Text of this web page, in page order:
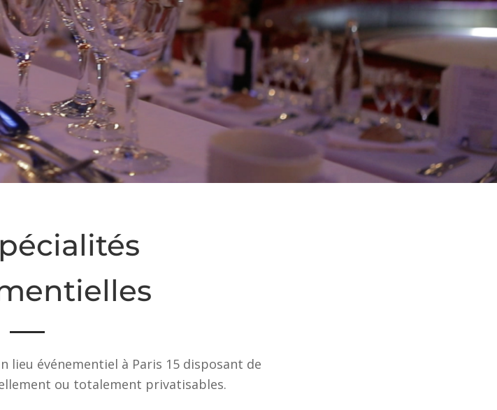
lieu événementiel à Paris 15 disposant de
ou totalement privatisables.